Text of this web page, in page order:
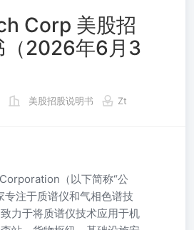
Corp 美股招
（2026年6月3
美股招股说明书 Zt
（以下简称“公
专注于质谱仪和气相色谱技
力于将质谱仪技术应用于机